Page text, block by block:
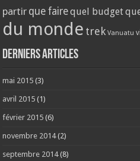
partir que fairequel budget
du monde trek Vanuatu
Derniers articles
mai 2015 (3)
avril 2015 (1)
février 2015 (6)
novembre 2014(2)
septembre 2014(8)